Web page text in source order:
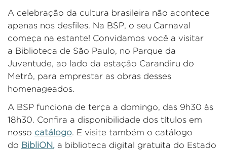
A celebração da cultura brasileira não acontece
apenas nos desfiles. Na BSP, o seu Carnaval
começa na estante! Convidamos você a visitar
a Biblioteca de São Paulo, no Parque da
Juventude, ao lado da estação Carandiru do
Metrô, para emprestar as obras desses
homenageados.
A BSP funciona de terça a domingo, das 9h30 às
18h30. Confira a disponibilidade dos títulos em
nosso catálogo. E visite também o catálogo
do BibliON, a biblioteca digital gratuita do Estado